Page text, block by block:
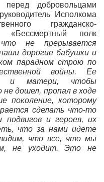
добровольцами
Исполкома
гражданско-
«Бессмертный полк
не прерывается
дорогие бабушки и
парадном строю по
войны. Ее
и матери, чтобы
дошел, пропал в ходе
поколение, которому
сделать что-то
подвигов и героев, их
что за нами идете
что все, что мы
не уходит. Это не